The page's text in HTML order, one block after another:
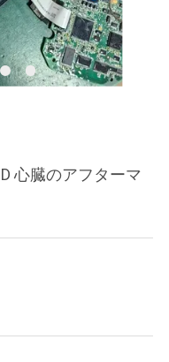
心臓のアフターマ